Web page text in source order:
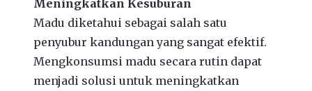
Meningkatkan Kesuburan
Madu diketahui sebagai salah satu
penyubur kandungan yang sangat efektif.
Mengkonsumsi madu secara rutin dapat
menjadi solusi untuk meningkatkan